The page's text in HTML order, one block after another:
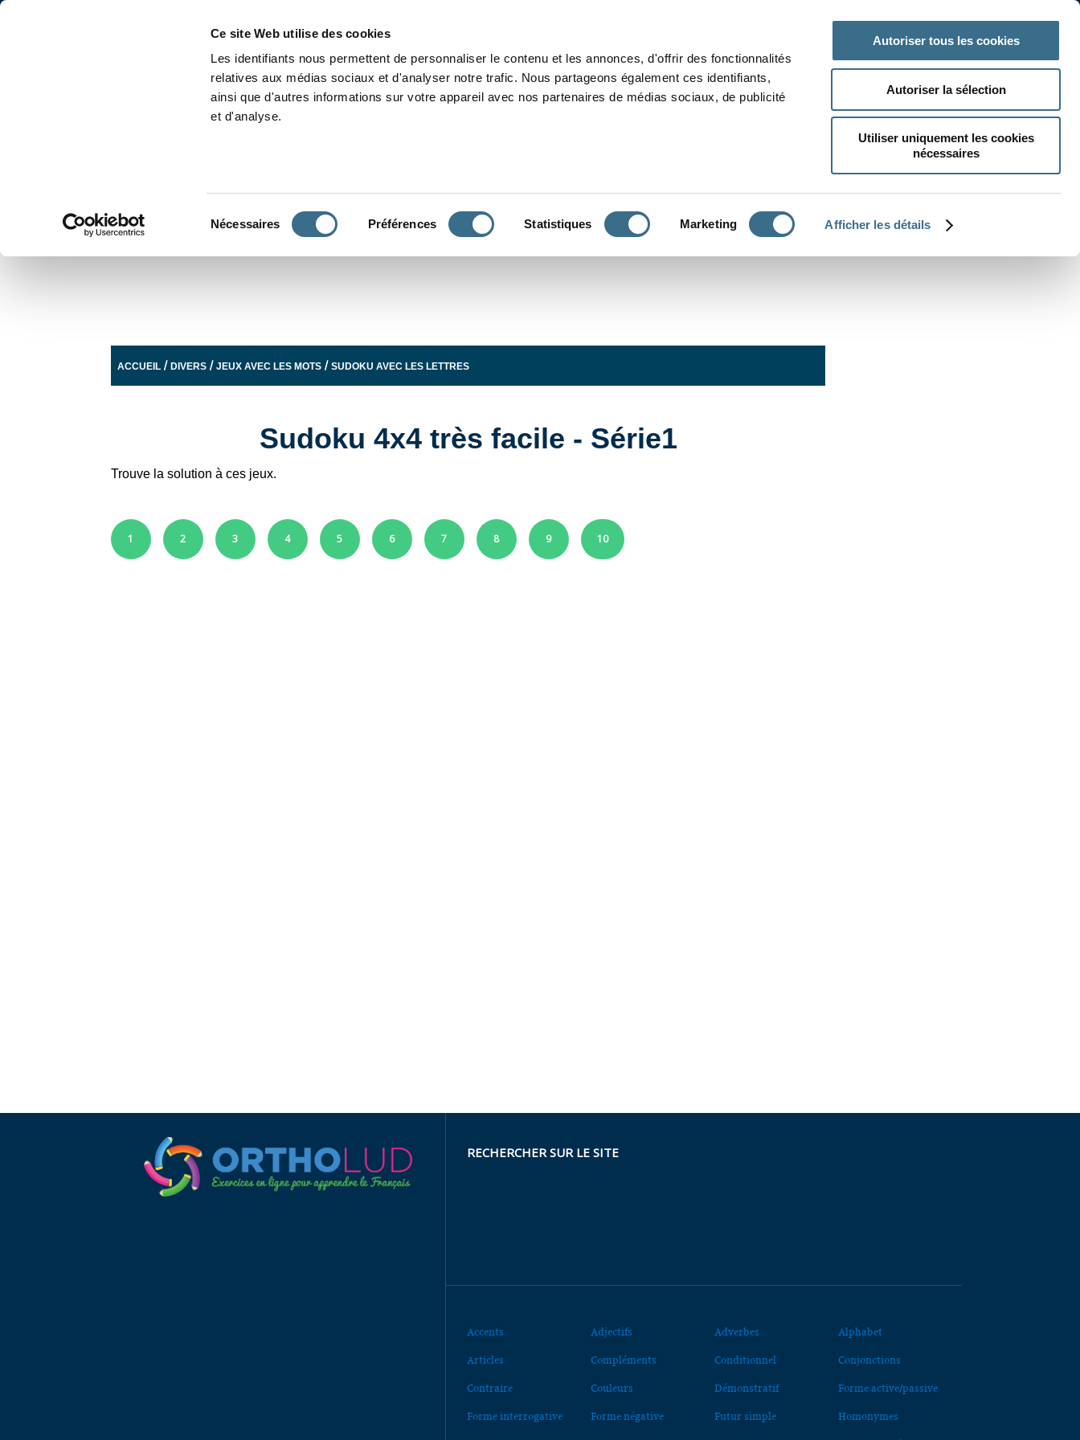
Ce site Web utilise des cookies
Les identifiants nous permettent de personnaliser le contenu et les annonces, d'offrir des fonctionnalités
relatives aux médias sociaux et d'analyser notre trafic. Nous partageons également ces identifiants,
ainsi que d'autres informations sur votre appareil avec nos partenaires de médias sociaux, de publicité
et d'analyse.
Nécessaires Préférences Statistiques Marketing Afficher les détails
Autoriser tous les cookies
Autoriser la sélection
Utiliser uniquement les cookies
nécessaires
ACCUEIL /DIVERS /JEUX AVEC LES MOTS /SUDOKU AVEC LES LETTRES
Sudoku 4x4 très facile - Série1
Trouve la solution à ces jeux.
1 2 3 4 5 6 7 8 9 10
RECHERCHER SUR LE SITE
Accents Adjectifs Adverbes Alphabet
Articles Compléments Conditionnel Conjonctions
Contraire Couleurs Démonstratif Forme active/passive
Forme interrogative Forme négative Futur simple Homonymes